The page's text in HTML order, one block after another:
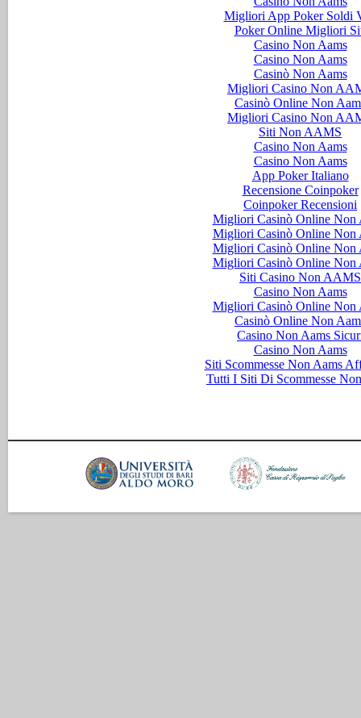
Migliori App Poker Soldi
Poker Online Migliori
Casino Non Aams
Casino Non Aams
Casinò Non Aams
Migliori Casino Non
Casinò Online Non
Migliori Casino Non
Siti Non AAMS
Casino Non Aams
Casino Non Aams
App Poker Italiano
Recensione Coinpoker
Coinpoker Recensioni
Migliori Casinò Online Non
Migliori Casinò Online Non
Migliori Casinò Online Non
Migliori Casinò Online Non
Siti Casino Non AAMS
Casino Non Aams
Migliori Casinò Online Non
Casinò Online Non
Casino Non Aams
Casino Non Aams
Siti Scommesse Non Aams
Tutti I Siti Di Scommesse